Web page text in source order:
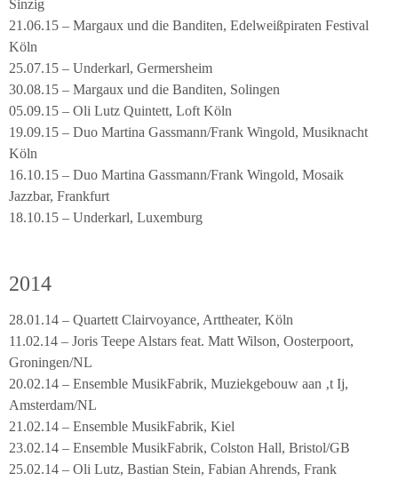
Sinzig
21.06.15 – Margaux und die Banditen, Edelweißpiraten Festival
Köln
25.07.15 – Underkarl, Germersheim
30.08.15 – Margaux und die Banditen, Solingen
05.09.15 – Oli Lutz Quintett, Loft Köln
19.09.15 – Duo Martina Gassmann/Frank Wingold, Musiknacht
Köln
16.10.15 – Duo Martina Gassmann/Frank Wingold, Mosaik
Jazzbar, Frankfurt
18.10.15 – Underkarl, Luxemburg
2014
28.01.14 – Quartett Clairvoyance, Arttheater, Köln
11.02.14 – Joris Teepe Alstars feat. Matt Wilson, Oosterpoort,
Groningen/NL
20.02.14 – Ensemble MusikFabrik, Muziekgebouw aan ‚t Ij,
Amsterdam/NL
21.02.14 – Ensemble MusikFabrik, Kiel
23.02.14 – Ensemble MusikFabrik, Colston Hall, Bristol/GB
25.02.14 – Oli Lutz, Bastian Stein, Fabian Ahrends, Frank